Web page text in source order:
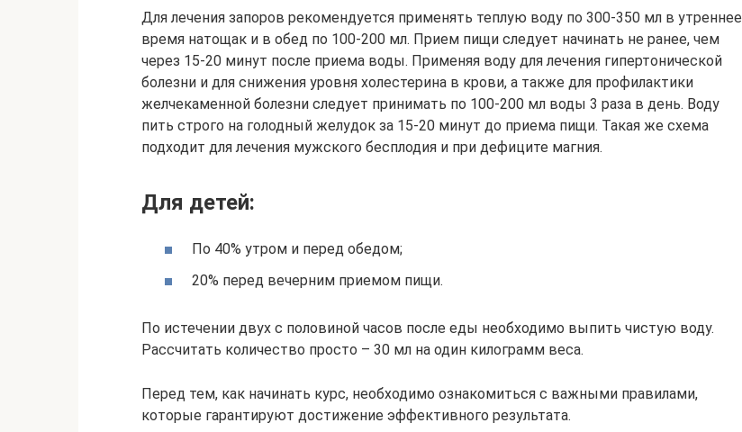
Для лечения запоров рекомендуется применять теплую воду по 300-350 мл в утреннее
время натощак и в обед по 100-200 мл. Прием пищи следует начинать не ранее, чем
через 15-20 минут после приема воды. Применяя воду для лечения гипертонической
болезни и для снижения уровня холестерина в крови, а также для профилактики
желчекаменной болезни следует принимать по 100-200 мл воды 3 раза в день. Воду
пить строго на голодный желудок за 15-20 минут до приема пищи. Такая же схема
подходит для лечения мужского бесплодия и при дефиците магния.
Для детей:
По 40% утром и перед обедом;
20% перед вечерним приемом пищи.
По истечении двух с половиной часов после еды необходимо выпить чистую воду.
Рассчитать количество просто – 30 мл на один килограмм веса.
Перед тем, как начинать курс, необходимо ознакомиться с важными правилами,
которые гарантируют достижение эффективного результата.